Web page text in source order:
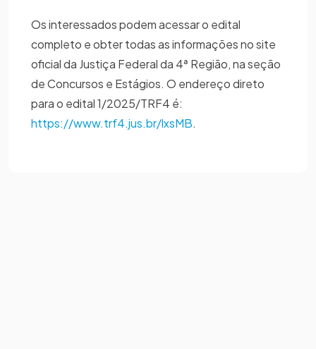
Os interessados podem acessar o edital
completo e obter todas as informações no site
oficial da Justiça Federal da 4ª Região, na seção
de Concursos e Estágios. O endereço direto
para o edital 1/2025/TRF4 é:
https://www.trf4.jus.br/lxsMB.